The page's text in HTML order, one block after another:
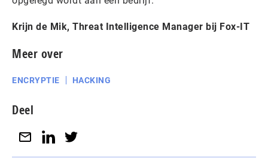
Krijn de Mik, Threat Intelligence Manager bij Fox-IT
Meer over
ENCRYPTIE HACKING
Deel